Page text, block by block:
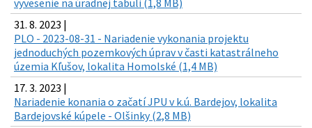
31. 8. 2023 |
PLO - 2023-08-31 - Nariadenie vykonania projektu
jednoduchých pozemkových úprav v časti katastrálneho
územia Kľušov, lokalita Homolské (1,4 MB)
17. 3. 2023 |
Nariadenie konania o začatí JPU v k.ú. Bardejov, lokalita
Bardejovské kúpele - Olšinky (2,8 MB)